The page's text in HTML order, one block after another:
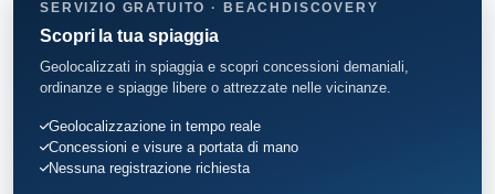
SERVIZIO GRATUITO · BEACHDISCOVERY
Scopri la tua spiaggia
Geolocalizzati in spiaggia e scopri concessioni demaniali,
ordinanze e spiagge libere o attrezzate nelle vicinanze.
Geolocalizzazione in tempo reale
Concessioni e visure a portata di mano
Nessuna registrazione richiesta